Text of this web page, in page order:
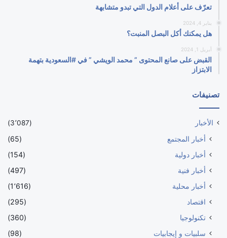
تعرّف على أعلام الدول التي تبدو متشابهة
يناير 4, 2024
هل يمكنك أكل البصل المنبت؟
أبريل 1, 2024
القبض على صانع المحتوى ” محمد الويشي ” في #السعودية بتهمة
الابتزاز
تصنيفات
الأخبار (3٬087)
أخبار المجتمع
(65)
أخبار دولية
(154)
أخبار فنية
(497)
أخبار محلية
(1٬616)
اقتصاد
(295)
تكنولوجيا
(360)
سلبيات و إيجابيات
(98)